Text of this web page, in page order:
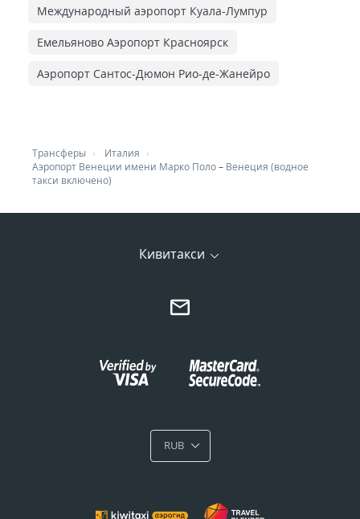
Международный аэропорт Куала-Лумпур
Емельяново Аэропорт Красноярск
Аэропорт Сантос-Дюмон Рио-де-Жанейро
Трансферы
Италия
Аэропорт Венеции имени Марко Поло– Венеция (водное
такси включено)
Кивитакси
RUB